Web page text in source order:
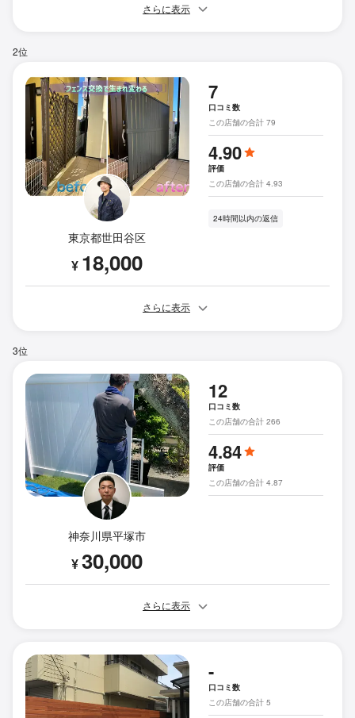
さらに表示
2位
東京都世田谷区
¥ 18,000
7
口コミ数
この店舗の合計 79
4.90
評価
この店舗の合計 4.93
24時間以内の返信
さらに表示
3位
神奈川県平塚市
¥30,000
12
口コミ数
この店舗の合計 266
4.84
評価
この店舗の合計 4.87
さらに表示
-
口コミ数
この店舗の合計 5